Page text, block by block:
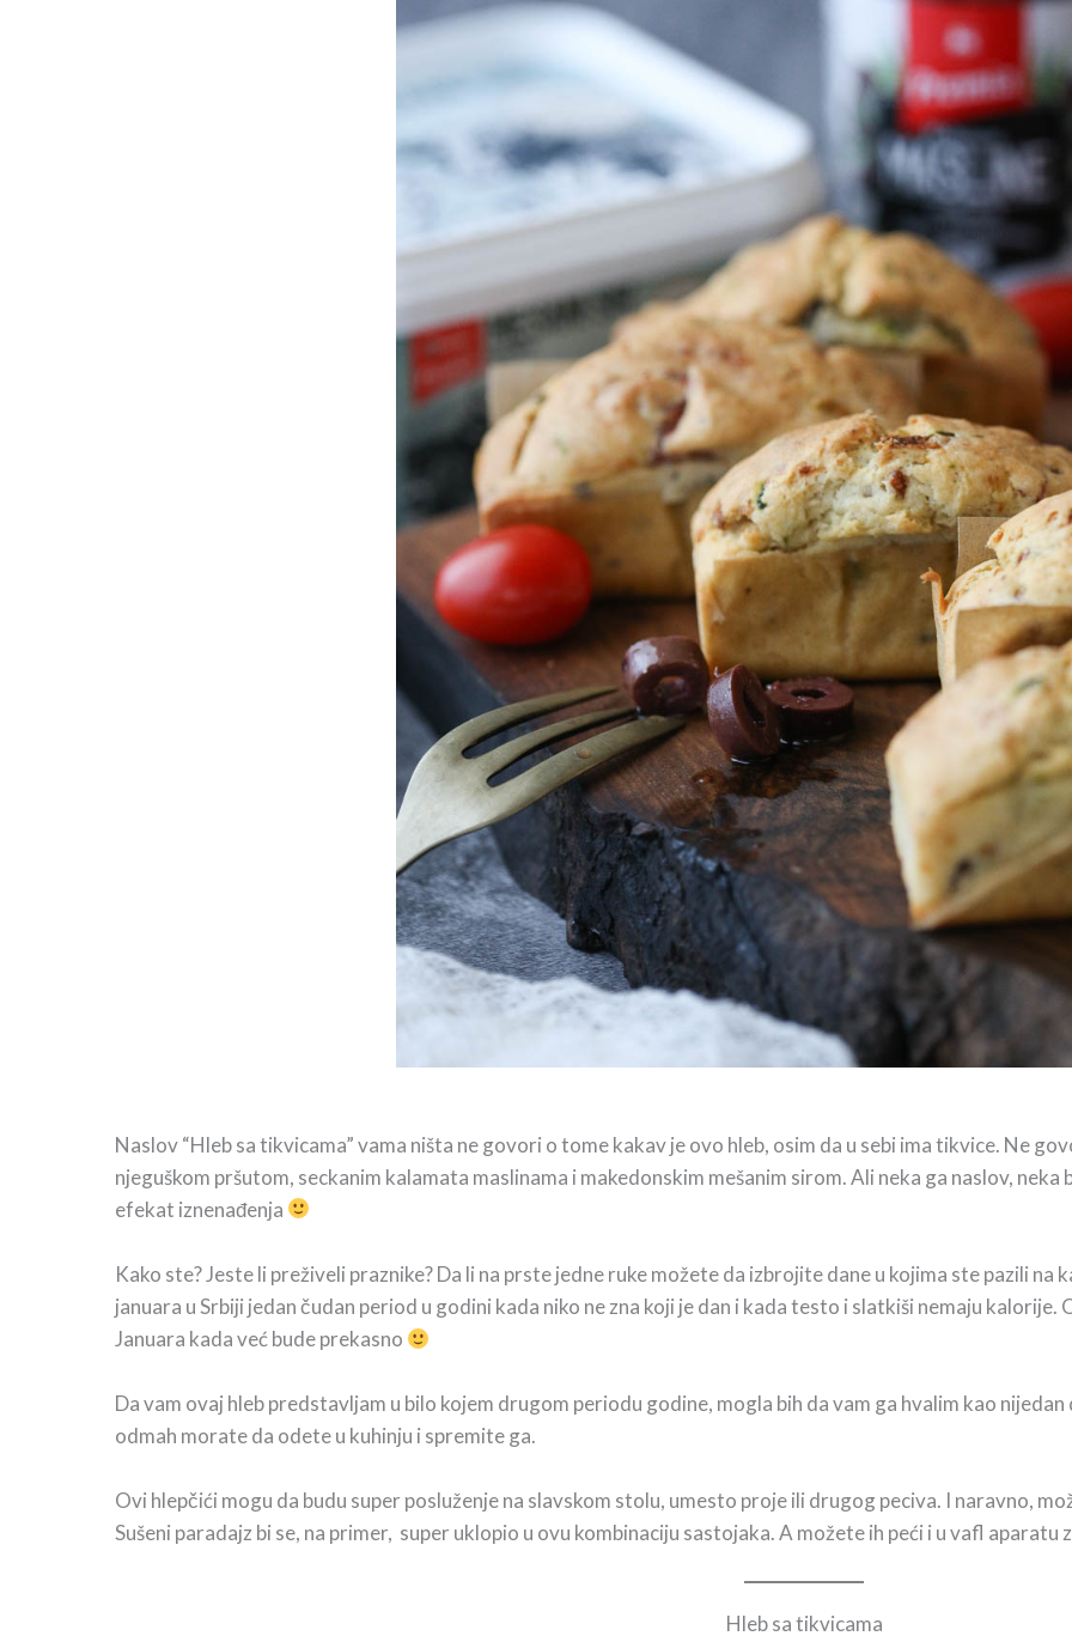
Naslov “Hleb sa tikvicama” vama ništa ne govori o tome kakav je ovo hleb, osim da u sebi ima tikvice. Ne
njeguškom pršutom, seckanim kalamata maslinama i makedonskim mešanim sirom. Ali neka ga naslov,
efekat iznenađenja
Kako ste? Jeste li preživeli praznike? Da li na prste jedne ruke možete da izbrojite dane u kojima ste pazili na
januara u Srbiji jedan čudan period u godini kada niko ne zna koji je dan i kada testo i slatkiši nemaju
Januara kada već bude prekasno
Da vam ovaj hleb predstavljam u bilo kojem drugom periodu godine, mogla bih da vam ga hvalim kao nijedan
odmah morate da odete u kuhinju i spremite ga.
Ovi hlepčići mogu da budu super posluženje na slavskom stolu, umesto proje ili drugog peciva. I naravno,
Sušeni paradajz bi se, na primer, super uklopio u ovu kombinaciju sastojaka. A možete ih peći i u vafl aparatu
Hleb sa tikvicama